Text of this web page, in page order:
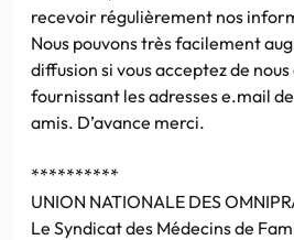
recevoir régulièrement nos
Nous pouvons très facilement
diffusion si vous acceptez de
fournissant les adresses e.mail
amis. D’avance merci.
**********
UNION NATIONALE DES
Le Syndicat des Médecins de